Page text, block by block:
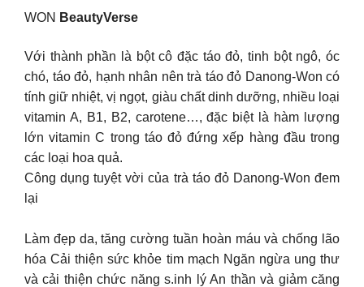
WON BeautyVerse
Với thành phần là bột cô đặc táo đỏ, tinh bột ngô, óc
chó, táo đỏ, hạnh nhân nên trà táo đỏ Danong-Won có
tính giữ nhiệt, vị ngọt, giàu chất dinh dưỡng, nhiều loại
vitamin A, B1, B2, carotene…, đặc biệt là hàm lượng
lớn vitamin C trong táo đỏ đứng xếp hàng đầu trong
các loại hoa quả.
Công dụng tuyệt vời của trà táo đỏ Danong-Won đem
lại
Làm đẹp da, tăng cường tuần hoàn máu và chống lão
hóa Cải thiện sức khỏe tim mạch Ngăn ngừa ung thư
và cải thiện chức năng s.inh lý An thần và giảm căng